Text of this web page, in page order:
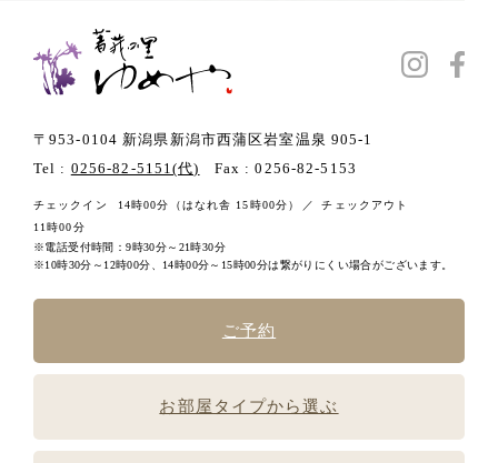
〒953-0104 新潟県新潟市西蒲区岩室温泉 905-1
Tel : 0256-82-5151(代) Fax : 0256-82-5153
チェックイン 14時00分 （はなれ舎 15時00分）
チェックアウト
11時00分
電話受付時間：9時30分～21時30分
10時30分～12時00分、14時00分～15時00分は繋がりにくい場合がございます。
ご予約
お部屋タイプから選ぶ